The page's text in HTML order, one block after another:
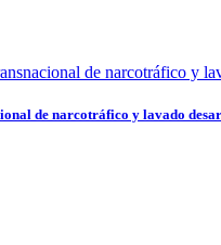
de narcotráfico y lavado